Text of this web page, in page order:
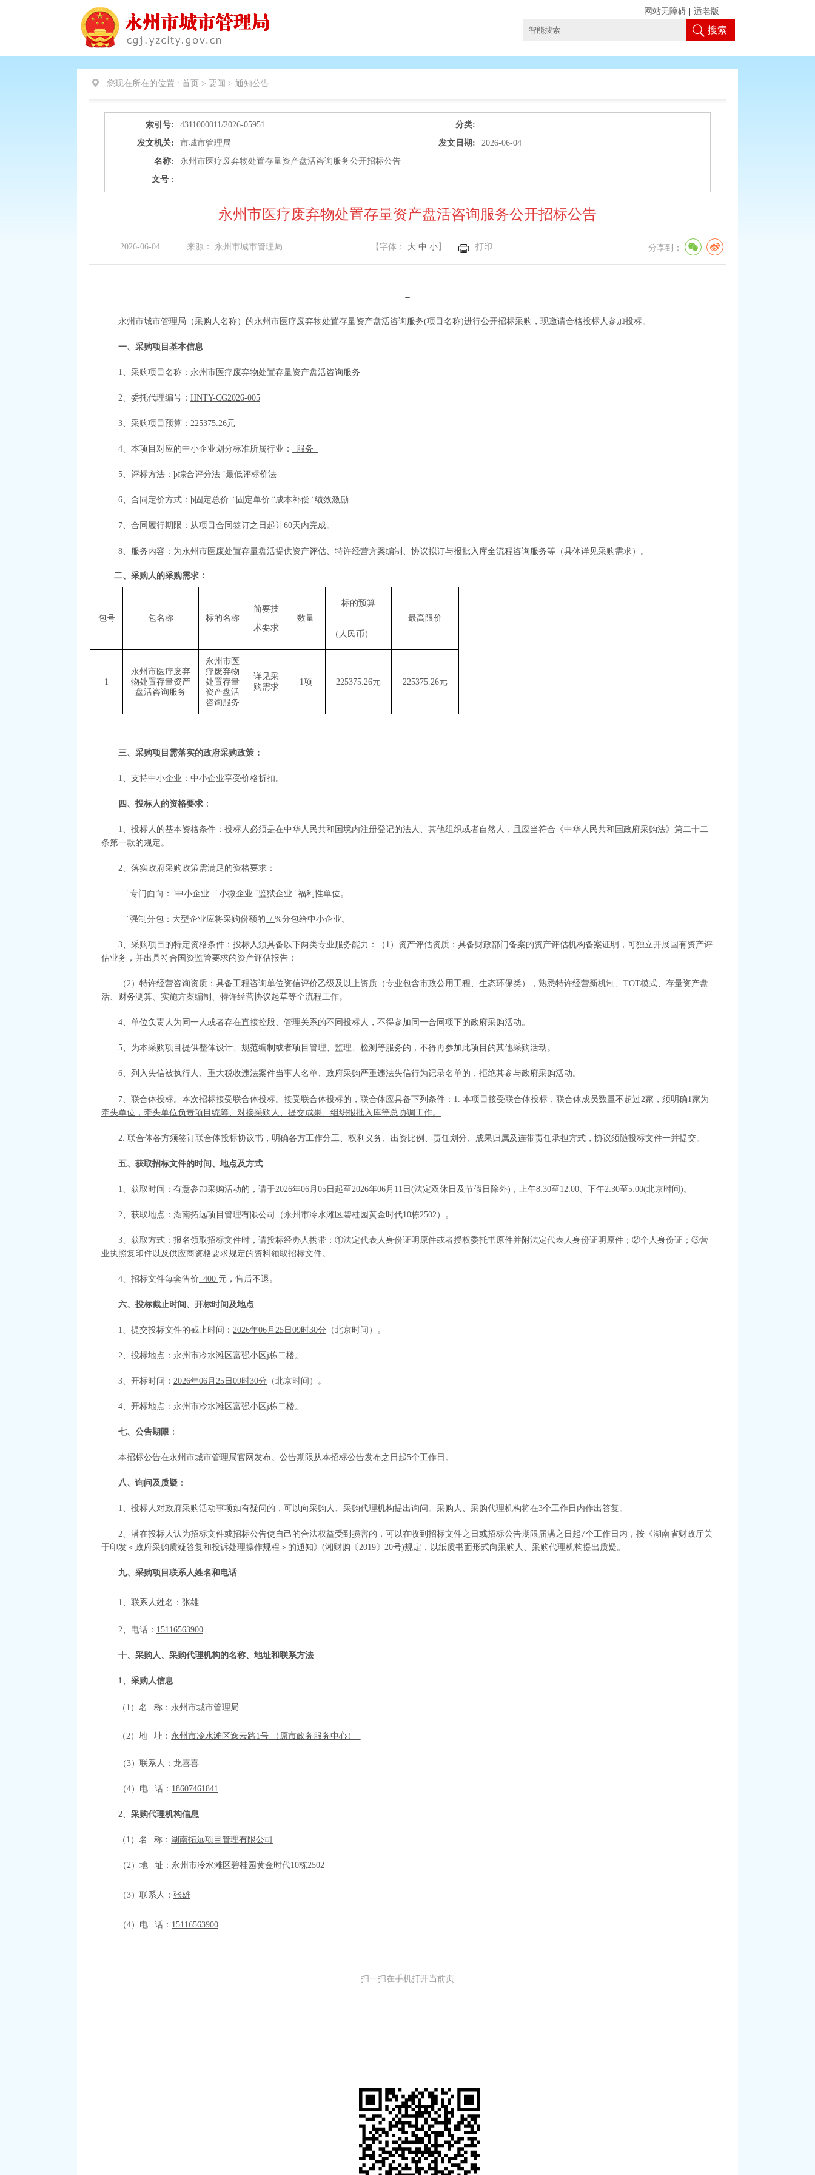
搜索
网站无障碍 适老版
您现在所在的位置 : 首页 > 要闻 > 通知公告
索引号: 4311000011/2026-05951
分类:
发文机关:
市城市管理局 发文日期:
2026-06-04
名称:
永州市医疗废弃物处置存量资产盘活咨询服务公开招标公告
文号 :
永州市医疗废弃物处置存量资产盘活咨询服务公开招标公告
2026-06-04 来源： 永州市城市管理局 【字体： 大 中 小】 打印 分享到：
永州市城市管理局 （采购人名称）的永州市医疗废弃物处置存量资产盘活咨询服务(项目名称)进行公开招标采购，现邀请合格投标人参加投标。
一、采购项目基本信息
1、采购项目名称： 永州市医疗废弃物处置存量资产盘活咨询服务
2、委托代理编号： HNTY-CG2026-005
3、采购项目预算 ： 225375.26元
4、本项目 对应的中小企业划分标准所属行业： 服务
5、评标方法： þ综合评分法 ¨最低评标价法
6、合同定价方式 ： þ固定总价 ¨ 固定单价 ¨成本补偿 ¨绩效激励
7、合同履行期限： 从项目合同签订之日起计60天内完成。
8、 服务内容：为永州市医废处置存量盘活提供资产评估、特许经营方案编制、协议拟订与报批入库全流程咨询服务等（具体详见采购需求）。
二、采购人的采购需求：
包号 包名称 标的名称
简要技
术要求
数量
标的预算
（人民币）
最高限价
1
永州市医疗废弃
物处置存量资产
盘活咨询服务
永州市医
疗废弃物
处置存量
资产盘活
咨询服务
详见采
购需求
1项 225375.26元 225375.26元
三、采购项目需落实的政府采购政策：
1、支持中小企业：中小企业享受价格折扣。
四、投标人的资格要求 ：
1、投标人的基本资格条件：投标人必须是在中华人民共和国境内注册登记的法人、其他组织或者自然人，且应当符合《中华人民共和国政府采购法》第二十二
条第一款的规定。
2、落实政府采购政策需满足的资格要求：
¨专门面向 ： ¨中小企业 ¨小微企业 ¨监狱企业 ¨福利性单位。
¨强制 分包：大型企业应将采购份额的 / %分包给中小企业。
3、 采购项目的特定资格条件： 投标人须具备以下两类专业服务能力：（ 1）资产评估资质：具备财政部门备案的资产评估机构备案证明，可独立开展国有资产评
估业务，并出具符合国资监管要求的资产评估报告；
（2）特许经营咨询资质：具备工程咨询单位资信评价乙级及以上资质（专业包含市政公用工程、生态环保类），熟悉特许经营新机制、TOT模式、存量资产盘
活、财务测算、实施方案编制、特许经营协议起草等全流程工作。
4、 单位负责人为同一人或者存在直接控股、管理关系的不同投标人，不得参加同一合同项下的政府采购活动。
5、为本采购项目提供整体设计、规范编制或者项目管理、监理、检测等服务的，不得再参加此项目的其他采购活动。
6、 列入失信被执行人、重大税收违法案件当事人名单、政府采购严重违法失信行为记录名单的，拒绝其参与政府采购活动。
7、 联合体投标。本次招标接受联合体投标。 接受联合体投标的，联合体应具备下列条件： 1. 本项目接受联合体投标，联合体成员数量不超过2家，须明确1家为
牵头单位，牵头单位负责项目统筹、对接采购人、提交成果、组织报批入库等总协调工作。
2. 联合体各方须签订联合体投标协议书，明确各方工作分工、权利义务、出资比例、责任划分、成果归属及连带责任承担方式，协议须随投标文件一并提交。
五、获取招标文件的时间、地点及方式
1、获取时间：有意参加采购活动的，请于2026年06月 05 日起至2026年06月 11 日 (法定双休日及节假日除外)，上午8:30至12:00、下午2:30至5:00(北京时间)。
2、获取地点： 湖南拓远项目管理有限公司 （ 永州市冷水滩区碧桂园黄金时代10栋2502）。
3、获取方式：报名领取招标文件时，请投标经办人携带：①法定代表人身份证明原件或者授权委托书原件并附法定代表人身份证明原件；②个人身份证； ③营
业执照复印件以及供应商资格要求规定的资料领取招标文件。
4、招标文件每套售价 400 元，售后不退。
六、投标截止时间、开标时间及地点
1、提交投标文件的截止时间： 2026年06月 25 日 09时30分 （北京时间）。
2、投标地点： 永州市冷水滩区富强小区j栋二楼。
3、开标时间： 2026年06月 25 日 09时30分 （北京时间）。
4、开标地点： 永州市冷水滩区富强小区j栋二楼。
七、公告期限 ：
本招标公告在永州市城市管理局官网发布。公告期限从本招标公告发布之日起5个工作日。
八、询问及质疑 ：
1、投标人对政府采购活动事项如有疑问的，可以向采购人、采购代理机构提出询问。采购人、采购代理机构将在3个工作日内作出答复。
2、潜在投标人认为招标文件或招标公告使自己的合法权益受到损害的，可以在收到招标文件之日或招标公告期限届满之日起7个工作日内，按《湖南省财政厅关
于印发＜政府采购质疑答复和投诉处理操作规程＞的通知》(湘财购〔2019〕20号)规定，以纸质书面形式向采购人、采购代理机构提出质疑。
九、采购项目联系人姓名和电话
1、联系人姓名： 张雄
2、电话： 15116563900
十、采购人、采购代理机构的名称、地址和联系方法
1、 采购人信息
（ 1）名 称： 永州市城市管理局
（2）地 址： 永州市冷水滩区逸云路1号 （原市政务服务中心）
（3）联系人： 龙喜喜
（4）电 话： 18607461841
2、 采购代理机构信息
（ 1）名 称：湖南拓远项目管理有限公司
（2）地 址： 永州市冷水滩区碧桂园黄金时代10栋2502
（3）联系人： 张雄
（4）电 话： 15116563900
扫一扫在手机打开当前页